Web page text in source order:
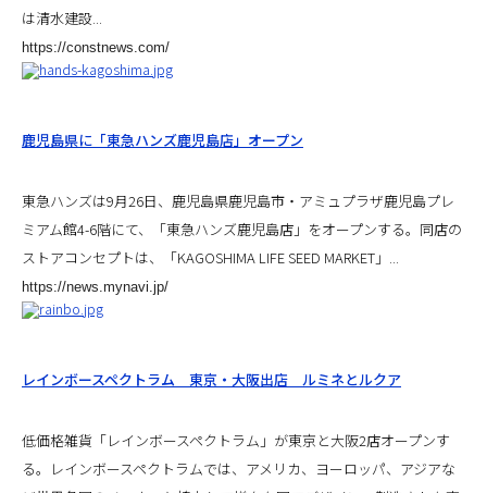
は清水建設...
https://constnews.com/
鹿児島県に「東急ハンズ鹿児島店」オープン
東急ハンズは9月26日、鹿児島県鹿児島市・アミュプラザ鹿児島プレ
ミアム館4-6階にて、「東急ハンズ鹿児島店」をオープンする。同店の
ストアコンセプトは、「KAGOSHIMA LIFE SEED MARKET」...
https://news.mynavi.jp/
レインボースペクトラム 東京・大阪出店 ルミネとルクア
低価格雑貨「レインボースペクトラム」が東京と大阪2店オープンす
る。レインボースペクトラムでは、アメリカ、ヨーロッパ、アジアな